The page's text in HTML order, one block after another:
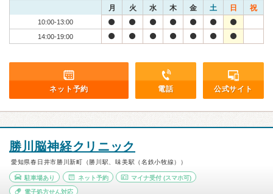
月 火 水 木 金 土 日 祝
10:00-13:00
14:00-19:00
ネット予約 電話 公式サイト
勝川脳神経クリニック
愛知県春日井市勝川新町（勝川駅、味美駅（名鉄小牧線））
駐車場あり ネット予約 マイナ受付 (スマホ可)
電子処方せん対応